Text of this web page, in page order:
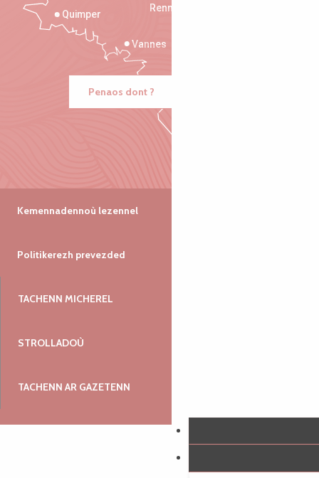
Rennes
Vannes
Quimper
Penaos dont ?
Kemennadennoù lezennel
Politikerezh prevezded
TACHENN MICHEREL
STROLLADOÙ
TACHENN AR GAZETENN